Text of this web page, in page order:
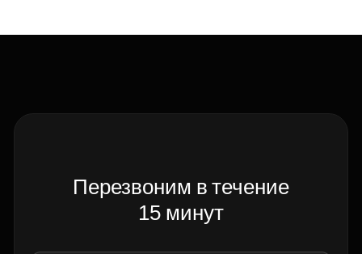
Перезвоним в течение
15 минут